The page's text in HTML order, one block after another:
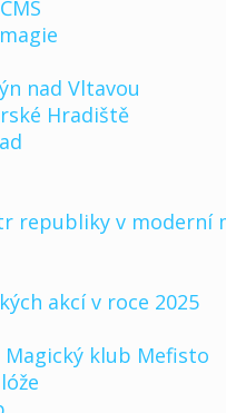
nad Vltavou
Hradiště
republiky v moderní
akcí v roce 2025
Magický klub Mefisto